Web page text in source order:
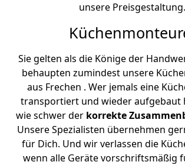
unsere Preisgestaltung.
Sie gelten als die Könige der
behaupten zumindest unsere
aus Frechen . Wer jemals eine
transportiert und wieder aufgebaut
wie schwer der korrekte
Unsere Spezialisten übernehmen
für Dich. Und wir verlassen die
wenn alle Geräte vorschriftsmäßig